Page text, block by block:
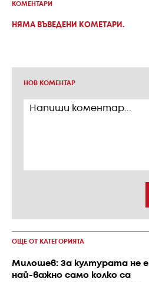
КОМЕНТАРИ
НЯМА ВЪВЕДЕНИ КОМЕТАРИ.
НОВ КОМЕНТАР
ОЩЕ ОТ КАТЕГОРИЯТА
Милошев: За културата не е
най-важно само колко са